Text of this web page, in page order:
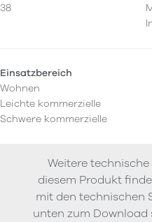
38
Einsatzbereich
Wohnen
Leichte kommerzielle
Schwere kommerzielle
Weitere
diesem Produkt
mit den technischen
unten zum Download